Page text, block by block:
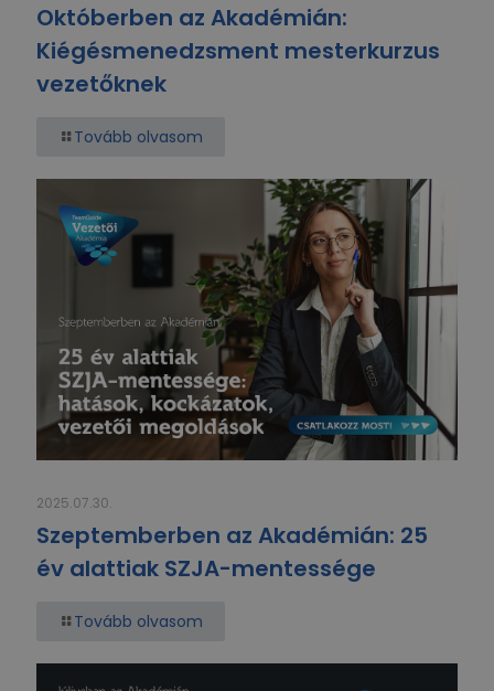
Októberben az Akadémián:
Kiégésmenedzsment mesterkurzus
vezetőknek
Tovább olvasom
2025.07.30.
Szeptemberben az Akadémián: 25
év alattiak SZJA-mentessége
Tovább olvasom